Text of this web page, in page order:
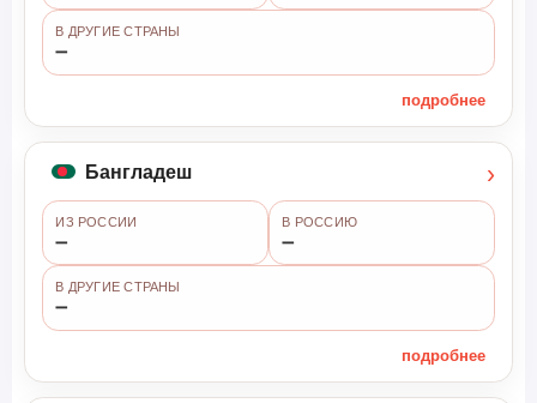
В ДРУГИЕ СТРАНЫ
➖
подробнее
Бангладеш ›
ИЗ РОССИИ
➖
В РОССИЮ
➖
В ДРУГИЕ СТРАНЫ
➖
подробнее